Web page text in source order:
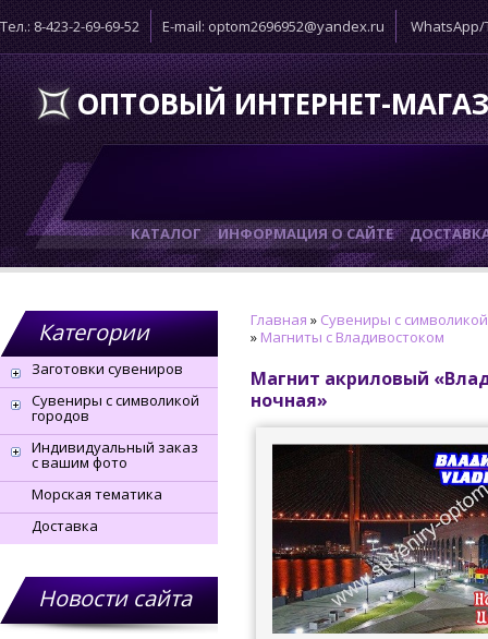
Тел.: 8-423-2-69-69-52 E-mail: optom2696952@yandex.ru WhatsApp/
ОПТОВЫЙ ИНТЕРНЕТ-
КАТАЛОГ ИНФОРМАЦИЯ О САЙТЕ
Категории
Заготовки сувениров
Сувениры с символикой
городов
Индивидуальный заказ
с вашим фото
Морская тематика
Доставка
Новости сайта
Главная » Сувениры с
» Магниты с Владивостоком
Магнит акриловый
ночная»